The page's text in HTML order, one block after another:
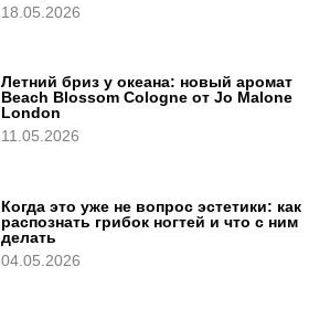
18.05.2026
Летний бриз у океана: новый аромат
Beach Blossom Cologne от Jo Malone
London
11.05.2026
Когда это уже не вопрос эстетики: как
распознать грибок ногтей и что с ним
делать
04.05.2026